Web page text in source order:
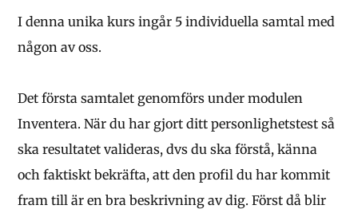
I denna unika kurs ingår 5 individuella samtal med
någon av oss.
Det första samtalet genomförs under modulen
Inventera. När du har gjort ditt personlighetstest så
ska resultatet valideras, dvs du ska förstå, känna
och faktiskt bekräfta, att den profil du har kommit
fram till är en bra beskrivning av dig. Först då blir